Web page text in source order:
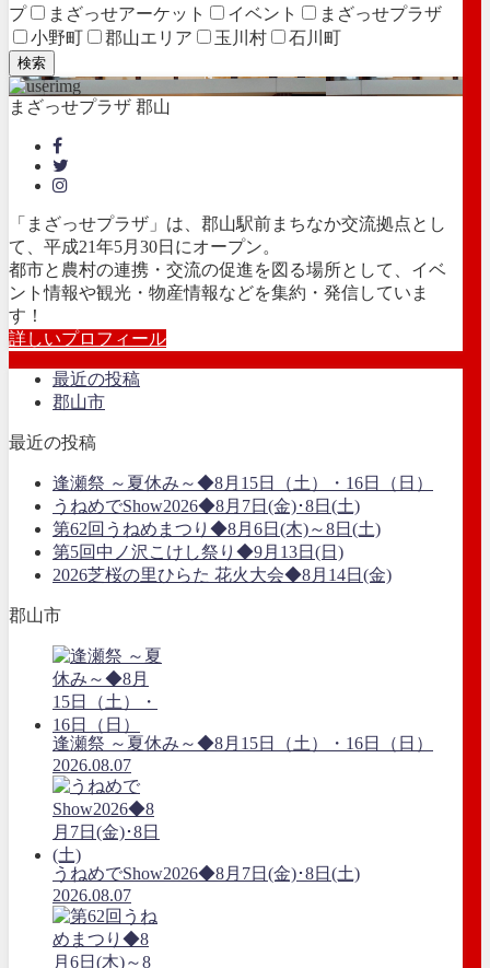
プ
まざっせアーケット イベント
まざっせプラザ
小野町
郡山エリア 玉川村 石川町
検索
まざっせプラザ 郡山
「まざっせプラザ」は、郡山駅前まちなか交流拠点とし
て、平成21年5月30日にオープン。
都市と農村の連携・交流の促進を図る場所として、イベ
ント情報や観光・物産情報などを集約・発信していま
す！
詳しいプロフィール
最近の投稿
郡山市
最近の投稿
逢瀬祭 ～夏休み～◆8月15日（土）・16日（日）
うねめでShow2026◆8月7日(金)･8日(土)
第62回うねめまつり◆8月6日(木)～8日(土)
第5回中ノ沢こけし祭り◆9月13日(日)
2026芝桜の里ひらた 花火大会◆8月14日(金)
郡山市
逢瀬祭 ～夏休み～◆8月15日（土）・16日（日）
2026.08.07
うねめでShow2026◆8月7日(金)･8日(土)
2026.08.07